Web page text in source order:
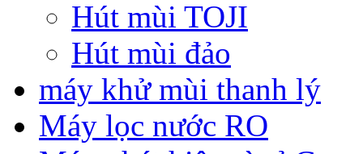
Hút mùi TOJI
Hút mùi đảo
máy khử mùi thanh lý
Máy lọc nước RO